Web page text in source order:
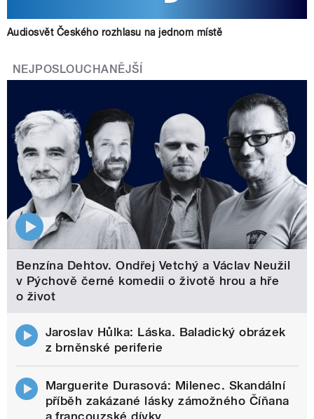
Audiosvět Českého rozhlasu na jednom místě
NEJPOSLOUCHANĚJŠÍ
Benzína Dehtov. Ondřej Vetchý a Václav Neužil
v Pýchově černé komedii o životě hrou a hře
o život
Jaroslav Hůlka: Láska. Baladický obrázek
z brněnské periferie
Marguerite Durasová: Milenec. Skandální
příběh zakázané lásky zámožného Číňana